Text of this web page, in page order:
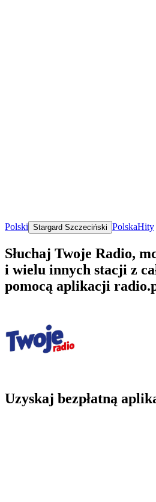
Polski Stargard Szczeciński PolskaHity
Słuchaj Twoje Radio,
i wielu innych stacji z
pomocą aplikacji
Uzyskaj bezpłatną